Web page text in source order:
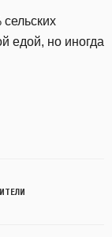
едой, но иногда